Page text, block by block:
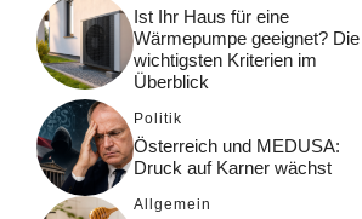
Ist Ihr Haus für eine
Wärmepumpe geeignet? Die
wichtigsten Kriterien im
Überblick
Politik
Österreich und MEDUSA:
Druck auf Karner wächst
Allgemein